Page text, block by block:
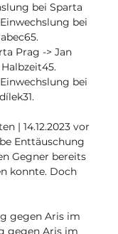
bei Sparta
bei
Prag -> Jan
bei
| 14.12.2023 vor
Enttäuschung
Gegner bereits
konnte. Doch
gegen Aris im
gegen Aris im